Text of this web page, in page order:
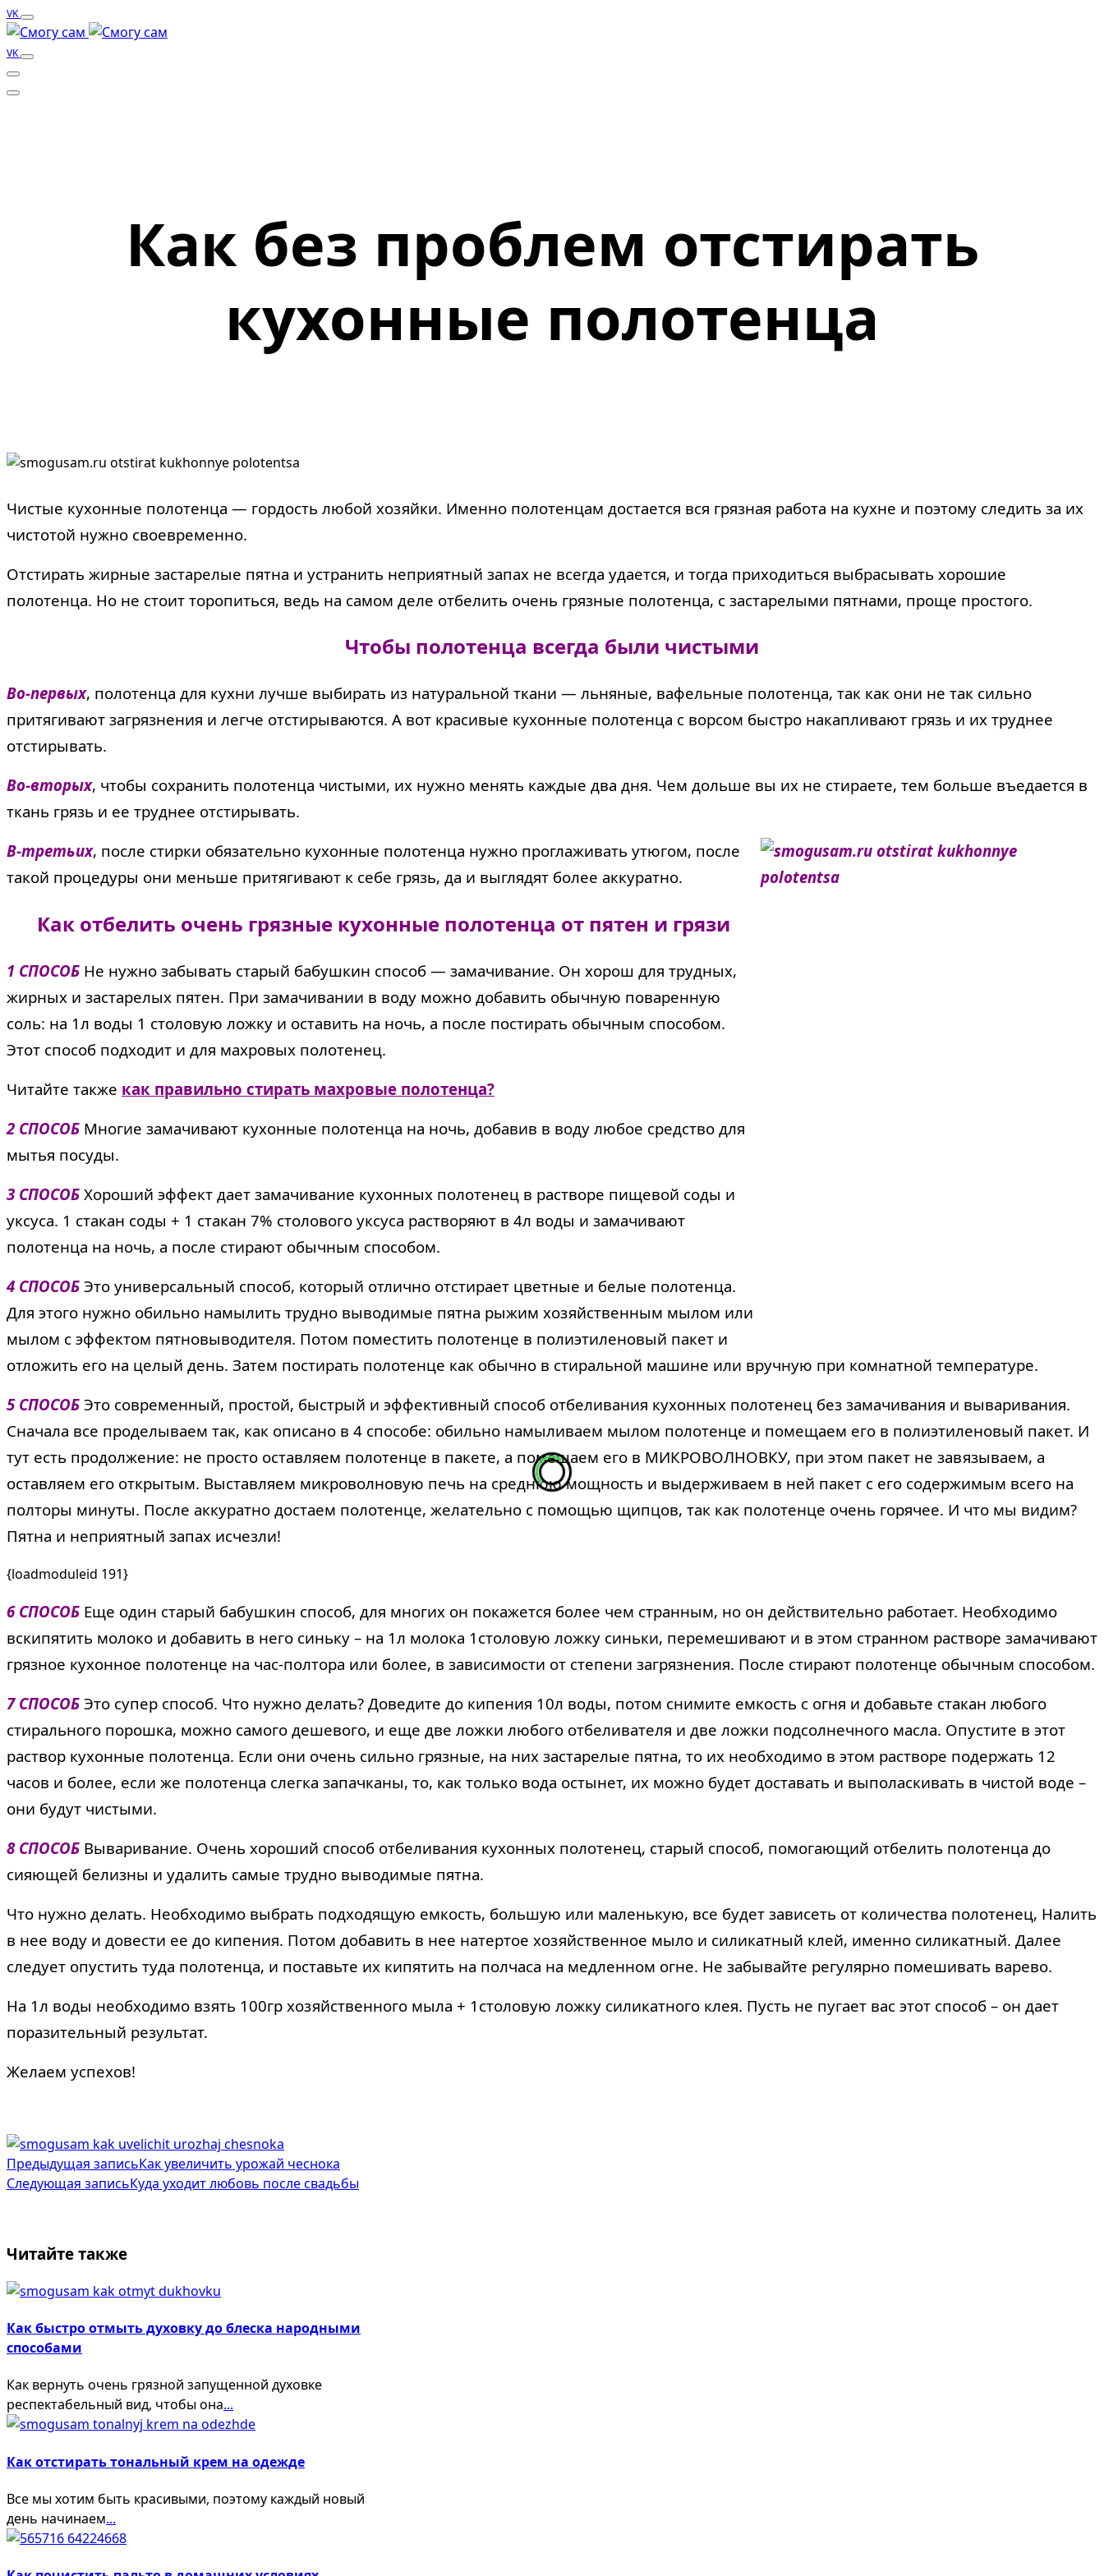
VK
VK
Как без проблем отстирать
кухонные полотенца
Чистые кухонные полотенца — гордость любой хозяйки. Именно полотенцам достается вся грязная работа на кухне и поэтому следить за их
чистотой нужно своевременно.
Отстирать жирные застарелые пятна и устранить неприятный запах не всегда удается, и тогда приходиться выбрасывать хорошие
полотенца. Но не стоит торопиться, ведь на самом деле отбелить очень грязные полотенца, с застарелыми пятнами, проще простого.
Чтобы полотенца всегда были чистыми
Во-первых, полотенца для кухни лучше выбирать из натуральной ткани — льняные, вафельные полотенца, так как они не так сильно
притягивают загрязнения и легче отстирываются. А вот красивые кухонные полотенца с ворсом быстро накапливают грязь и их труднее
отстирывать.
Во-вторых, чтобы сохранить полотенца чистыми, их нужно менять каждые два дня. Чем дольше вы их не стираете, тем больше въедается в
ткань грязь и ее труднее отстирывать.
В-третьих, после стирки обязательно кухонные полотенца нужно проглаживать утюгом, после
такой процедуры они меньше притягивают к себе грязь, да и выглядят более аккуратно.
Как отбелить очень грязные кухонные полотенца от пятен и грязи
1 СПОСОБ Не нужно забывать старый бабушкин способ — замачивание. Он хорош для трудных,
жирных и застарелых пятен. При замачивании в воду можно добавить обычную поваренную
соль: на 1л воды 1 столовую ложку и оставить на ночь, а после постирать обычным способом.
Этот способ подходит и для махровых полотенец.
Читайте также как правильно стирать махровые полотенца?
2 СПОСОБ Многие замачивают кухонные полотенца на ночь, добавив в воду любое средство для
мытья посуды.
3 СПОСОБ Хороший эффект дает замачивание кухонных полотенец в растворе пищевой соды и
уксуса. 1 стакан соды + 1 стакан 7% столового уксуса растворяют в 4л воды и замачивают
полотенца на ночь, а после стирают обычным способом.
4 СПОСОБ Это универсальный способ, который отлично отстирает цветные и белые полотенца.
Для этого нужно обильно намылить трудно выводимые пятна рыжим хозяйственным мылом или
мылом с эффектом пятновыводителя. Потом поместить полотенце в полиэтиленовый пакет и
отложить его на целый день. Затем постирать полотенце как обычно в стиральной машине или вручную при комнатной температуре.
5 СПОСОБ Это современный, простой, быстрый и эффективный способ отбеливания кухонных полотенец без замачивания и вываривания.
Сначала все проделываем так, как описано в 4 способе: обильно намыливаем мылом полотенце и помещаем его в полиэтиленовый пакет. И
тут есть продолжение: не просто оставляем полотенце в пакете, а помещаем его в МИКРОВОЛНОВКУ, при этом пакет не завязываем, а
оставляем его открытым. Выставляем микроволновую печь на среднюю мощность и выдерживаем в ней пакет с его содержимым всего на
полторы минуты. После аккуратно достаем полотенце, желательно с помощью щипцов, так как полотенце очень горячее. И что мы видим?
Пятна и неприятный запах исчезли!
{loadmoduleid 191}
6 СПОСОБ Еще один старый бабушкин способ, для многих он покажется более чем странным, но он действительно работает. Необходимо
вскипятить молоко и добавить в него синьку – на 1л молока 1столовую ложку синьки, перемешивают и в этом странном растворе замачивают
грязное кухонное полотенце на час-полтора или более, в зависимости от степени загрязнения. После стирают полотенце обычным способом.
7 СПОСОБ Это супер способ. Что нужно делать? Доведите до кипения 10л воды, потом снимите емкость с огня и добавьте стакан любого
стирального порошка, можно самого дешевого, и еще две ложки любого отбеливателя и две ложки подсолнечного масла. Опустите в этот
раствор кухонные полотенца. Если они очень сильно грязные, на них застарелые пятна, то их необходимо в этом растворе подержать 12
часов и более, если же полотенца слегка запачканы, то, как только вода остынет, их можно будет доставать и выполаскивать в чистой воде –
они будут чистыми.
8 СПОСОБ Вываривание. Очень хороший способ отбеливания кухонных полотенец, старый способ, помогающий отбелить полотенца до
сияющей белизны и удалить самые трудно выводимые пятна.
Что нужно делать. Необходимо выбрать подходящую емкость, большую или маленькую, все будет зависеть от количества полотенец, Налить
в нее воду и довести ее до кипения. Потом добавить в нее натертое хозяйственное мыло и силикатный клей, именно силикатный. Далее
следует опустить туда полотенца, и поставьте их кипятить на полчаса на медленном огне. Не забывайте регулярно помешивать варево.
На 1л воды необходимо взять 100гр хозяйственного мыла + 1столовую ложку силикатного клея. Пусть не пугает вас этот способ – он дает
поразительный результат.
Желаем успехов!
<span
class="nav-
reader-
text">Page</span>
Предыдущая записьКак увеличить урожай чеснока
Следующая записьКуда уходит любовь после свадьбы
Читайте также
Как быстро отмыть духовку до блеска народными
способами
Как вернуть очень грязной запущенной духовке
респектабельный вид, чтобы она...
Как отстирать тональный крем на одежде
Все мы хотим быть красивыми, поэтому каждый новый
день начинаем...